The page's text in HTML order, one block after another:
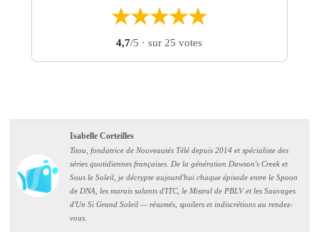
★★★★★
4,7/5 · sur 25 votes
Isabelle Corteilles
Titou, fondatrice de Nouveautés Télé depuis 2014 et spécialiste des
séries quotidiennes françaises. De la génération Dawson's Creek et
Sous le Soleil, je décrypte aujourd'hui chaque épisode entre le Spoon
de DNA, les marais salants d'ITC, le Mistral de PBLV et les Sauvages
d'Un Si Grand Soleil — résumés, spoilers et indiscrétions au rendez-
vous.